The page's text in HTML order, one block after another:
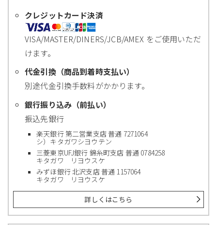
クレジットカード決済
VISA/MASTER/DINERS/JCB/AMEX をご使用いただ
けます。
代金引換（商品到着時支払い）
別途代金引換手数料がかかります。
銀行振り込み（前払い）
振込先銀行
楽天銀行 第二営業支店 普通 7271064
シ）キタガワシヨウテン
三菱東京UFJ銀行 錦糸町支店 普通 0784258
キタガワ リヨウスケ
みずほ銀行 北沢支店 普通 1157064
キタガワ リヨウスケ
詳しくはこちら